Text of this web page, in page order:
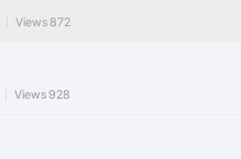
Views872
Views928